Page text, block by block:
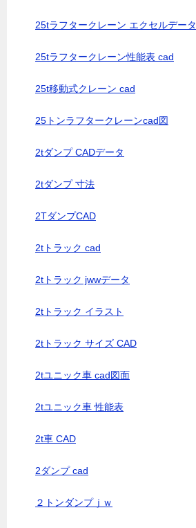
25tラフタークレーン エクセルデータ
25tラフタークレーン性能表 cad
25t移動式クレーン cad
25トンラフタークレーンcad図
2tダンプ CADデータ
2tダンプ 寸法
2TダンプCAD
2tトラック cad
2tトラック jwwデータ
2tトラック イラスト
2tトラック サイズ CAD
2tユニック車 cad図面
2tユニック車 性能表
2t車 CAD
2ダンプ cad
２トンダンプｊｗ